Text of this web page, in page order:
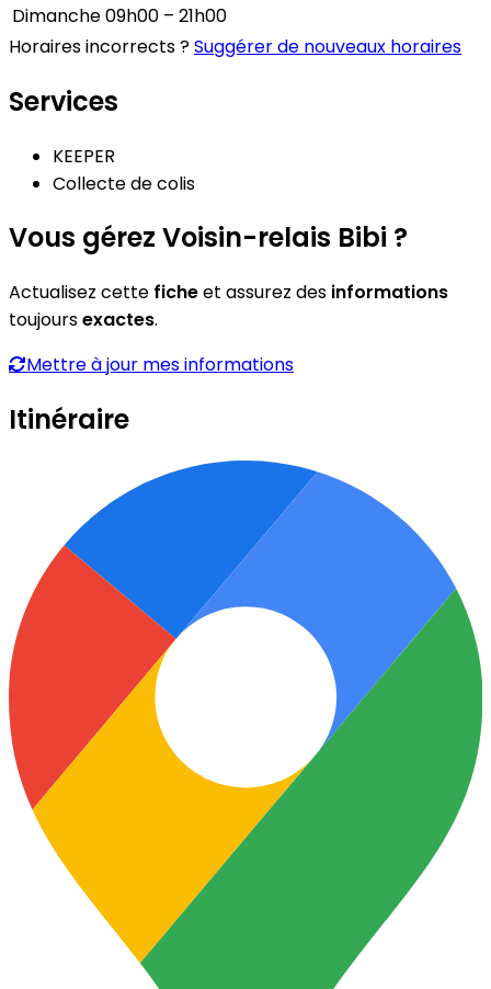
Dimanche09h00 – 21h00
Horaires incorrects ?Suggérer de nouveaux horaires
Services
KEEPER
Collecte de colis
Vous gérez Voisin-relais Bibi ?
Actualisez cette ficheet assurez des informations
toujoursexactes.
Mettre à jour mes informations
Itinéraire